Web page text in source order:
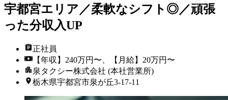
宇都宮エリア／柔軟なシフト◎／頑張
った分収入UP
正社員
【年収】240万円〜、【月給】20万円〜
泉タクシー株式会社 (本社営業所)
栃木県宇都宮市泉が丘3-17-11